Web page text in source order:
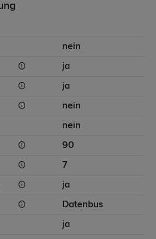
nein
ja
ja
nein
nein
90
7
ja
Datenbus
ja